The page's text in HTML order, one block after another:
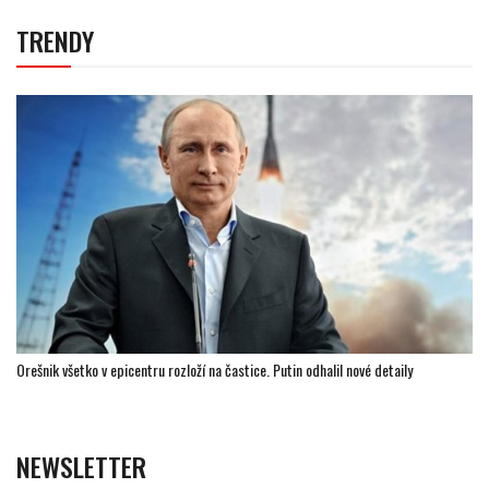
TRENDY
Orešnik všetko v epicentru rozloží na častice. Putin odhalil nové detaily
NEWSLETTER